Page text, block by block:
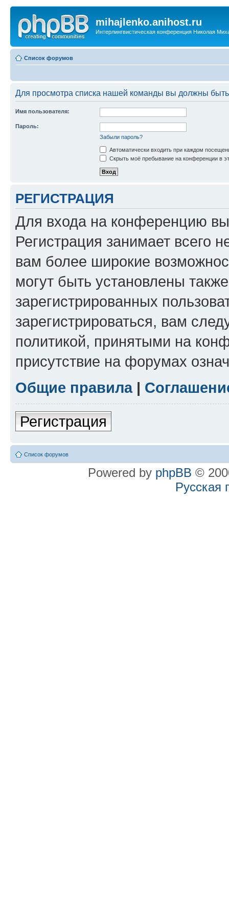
mihajlenko.anihost.ru
Интерлингвистическая конференция Николая
Список форумов
Для просмотра списка нашей команды вы должны
Имя пользователя:
Пароль:
Забыли пароль?
Автоматически входить при каждом
Скрыть моё пребывание на конференции в
РЕГИСТРАЦИЯ
Для входа на конференцию
Регистрация занимает всего
вам более широкие
могут быть установлены
зарегистрированных
зарегистрироваться, вам
политикой, принятыми на
присутствие на форумах
Общие правила|
Регистрация
Список форумов
Powered by phpBB ©
Русская